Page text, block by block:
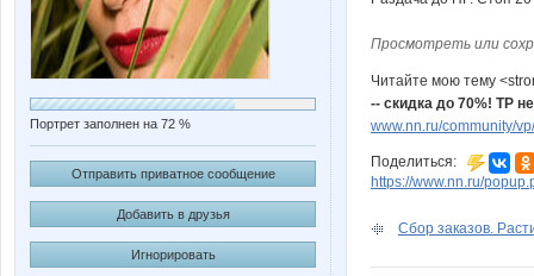
Портрет заполнен на 72 %
Отправить приватное сообщение
Добавить в друзья
Игнорировать
Просмотреть или
Читайте мою тему
-- скидка до 70%! ТР
www.nn.ru/community/
Поделиться:
https://www.nn.ru/
Сбор заказов.